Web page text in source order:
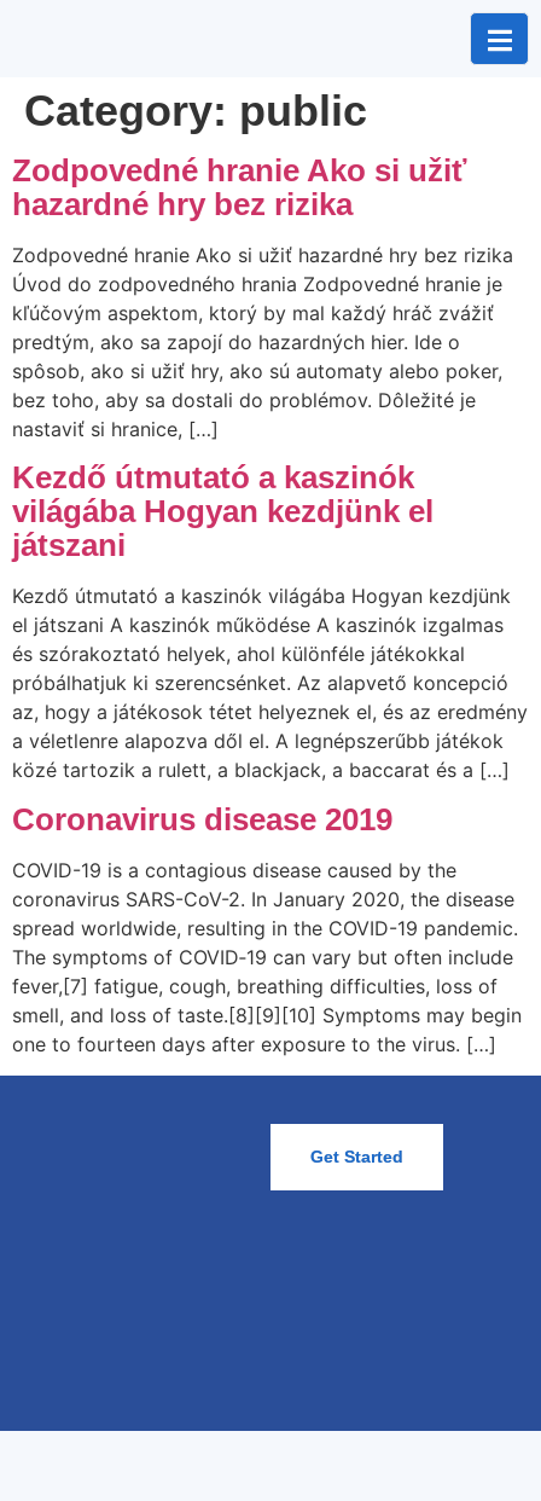
Category: public
Zodpovedné hranie Ako si užiť
hazardné hry bez rizika
Zodpovedné hranie Ako si užiť hazardné hry bez rizika
Úvod do zodpovedného hrania Zodpovedné hranie je
kľúčovým aspektom, ktorý by mal každý hráč zvážiť
predtým, ako sa zapojí do hazardných hier. Ide o
spôsob, ako si užiť hry, ako sú automaty alebo poker,
bez toho, aby sa dostali do problémov. Dôležité je
nastaviť si hranice, […]
Kezdő útmutató a kaszinók
világába Hogyan kezdjünk el
játszani
Kezdő útmutató a kaszinók világába Hogyan kezdjünk
el játszani A kaszinók működése A kaszinók izgalmas
és szórakoztató helyek, ahol különféle játékokkal
próbálhatjuk ki szerencsénket. Az alapvető koncepció
az, hogy a játékosok tétet helyeznek el, és az eredmény
a véletlenre alapozva dől el. A legnépszerűbb játékok
közé tartozik a rulett, a blackjack, a baccarat és a […]
Coronavirus disease 2019
COVID-19 is a contagious disease caused by the
coronavirus SARS-CoV-2. In January 2020, the disease
spread worldwide, resulting in the COVID-19 pandemic.
The symptoms of COVID‑19 can vary but often include
fever,[7] fatigue, cough, breathing difficulties, loss of
smell, and loss of taste.[8][9][10] Symptoms may begin
one to fourteen days after exposure to the virus. […]
Get Started